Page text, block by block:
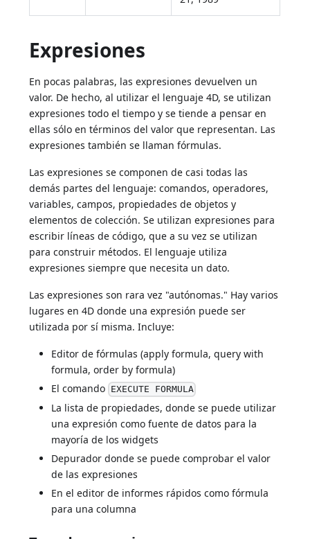
Expresiones
En pocas palabras, las expresiones devuelven un
valor. De hecho, al utilizar el lenguaje 4D, se utilizan
expresiones todo el tiempo y se tiende a pensar en
ellas sólo en términos del valor que representan. Las
expresiones también se llaman fórmulas.
Las expresiones se componen de casi todas las
demás partes del lenguaje: comandos, operadores,
variables, campos, propiedades de objetos y
elementos de colección. Se utilizan expresiones para
escribir líneas de código, que a su vez se utilizan
para construir métodos. El lenguaje utiliza
expresiones siempre que necesita un dato.
Las expresiones son rara vez "autónomas." Hay varios
lugares en 4D donde una expresión puede ser
utilizada por sí misma. Incluye:
Editor de fórmulas (apply formula, query with
formula, order by formula)
El comando EXECUTE FORMULA
La lista de propiedades, donde se puede utilizar
una expresión como fuente de datos para la
mayoría de los widgets
Depurador donde se puede comprobar el valor
de las expresiones
En el editor de informes rápidos como fórmula
para una columna